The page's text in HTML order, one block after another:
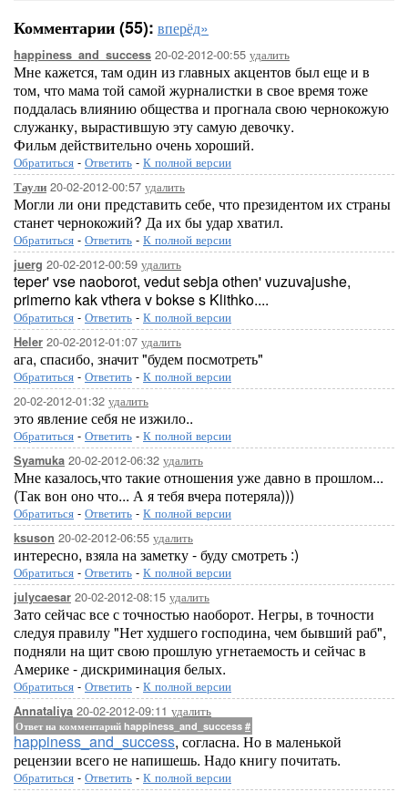
Комментарии (55): вперёд»
happiness_and_success 20-02-2012-00:55 удалить
Мне кажется, там один из главных акцентов был еще и в
том, что мама той самой журналистки в свое время тоже
поддалась влиянию общества и прогнала свою чернокожую
служанку, вырастившую эту самую девочку.
Фильм действительно очень хороший.
Обратиться - Ответить - К полной версии
Таули 20-02-2012-00:57 удалить
Могли ли они представить себе, что президентом их страны
станет чернокожий? Да их бы удар хватил.
Обратиться - Ответить - К полной версии
juerg 20-02-2012-00:59 удалить
teper' vse naoborot, vedut sebja othen' vuzuvajushe,
primerno kak vthera v bokse s Klithko....
Обратиться - Ответить - К полной версии
Heler 20-02-2012-01:07 удалить
ага, спасибо, значит "будем посмотреть"
Обратиться - Ответить - К полной версии
20-02-2012-01:32 удалить
это явление себя не изжило..
Обратиться - Ответить - К полной версии
Syamuka 20-02-2012-06:32 удалить
Мне казалось,что такие отношения уже давно в прошлом...
(Так вон оно что... А я тебя вчера потеряла)))
Обратиться - Ответить - К полной версии
ksuson 20-02-2012-06:55 удалить
интересно, взяла на заметку - буду смотреть :)
Обратиться - Ответить - К полной версии
julycaesar 20-02-2012-08:15 удалить
Зато сейчас все с точностью наоборот. Негры, в точности
следуя правилу "Нет худшего господина, чем бывший раб",
подняли на щит свою прошлую угнетаемость и сейчас в
Америке - дискриминация белых.
Обратиться - Ответить - К полной версии
Annataliya 20-02-2012-09:11 удалить
Ответ на комментарий happiness_and_success #
happiness_and_success, согласна. Но в маленькой
рецензии всего не напишешь. Надо книгу почитать.
Обратиться - Ответить - К полной версии